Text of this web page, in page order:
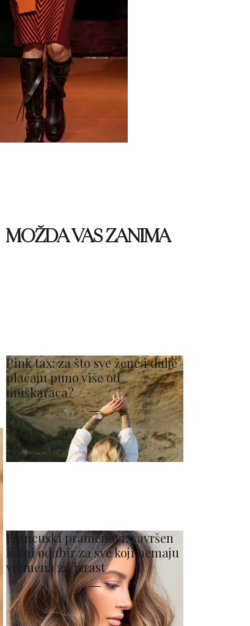
MOŽDA VAS ZANIMA
Pink tax: za što sve žene i dalje
plaćaju puno više od
muškaraca?
Francuski pramenovi: savršen
ljetni odabir za sve koji nemaju
vremena za izrast